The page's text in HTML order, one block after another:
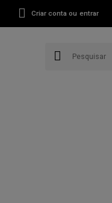
Criar conta ou entrar